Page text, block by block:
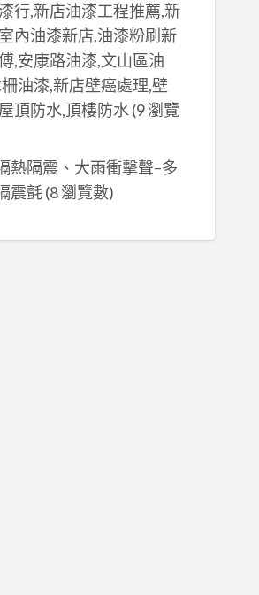
行,新店油漆工程推薦,新
內油漆新店,油漆粉刷新
,安康路油漆,文山區油
油漆,新店壁癌處理,壁
頂防水,頂樓防水(9 瀏覽
熱隔震、大雨衝擊聲–多
震氈(8 瀏覽數)